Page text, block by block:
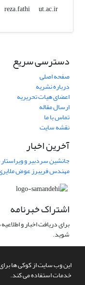
این وب سایت از کوکی ها برای
خدمات استفاده می کند.
reza.fathi
ut.ac.ir
دسترسی سریع
صفحه اصلی
درباره نشریه
اعضای هیات تحریریه
ارسال مقاله
تماس با ما
نقشه سایت
آخرین اخبار
جانشین سردبیر و
مهندس فریبرز عوض
اشتراک خبرنامه
برای دریافت اخبار و
شوید.